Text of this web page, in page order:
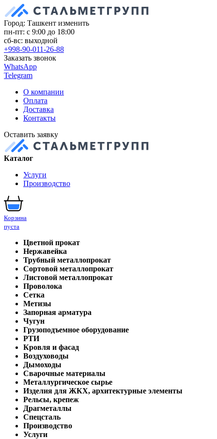
Город: Ташкент изменить
пн-пт: с 9:00 до 18:00
сб-вс: выходной
+998-90-011-26-88
Заказать звонок
WhatsApp
Telegram
О компании
Оплата
Доставка
Контакты
Оставить заявку
Каталог
Услуги
Производство
Корзина
пуста
Цветной прокат
Нержавейка
Трубный металлопрокат
Сортовой металлопрокат
Листовой металлопрокат
Проволока
Сетка
Метизы
Запорная арматура
Чугун
Грузоподъемное оборудование
РТИ
Кровля и фасад
Воздуховоды
Дымоходы
Сварочные материалы
Металлургическое сырье
Изделия для ЖКХ, архитектурные элементы
Рельсы, крепеж
Драгметаллы
Спецсталь
Производство
Услуги